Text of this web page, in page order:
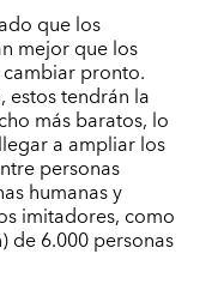
que los
mejor que los
pronto.
tendrán la
más baratos, lo
a ampliar los
personas
humanas y
imitadores, como
de 6.000 personas